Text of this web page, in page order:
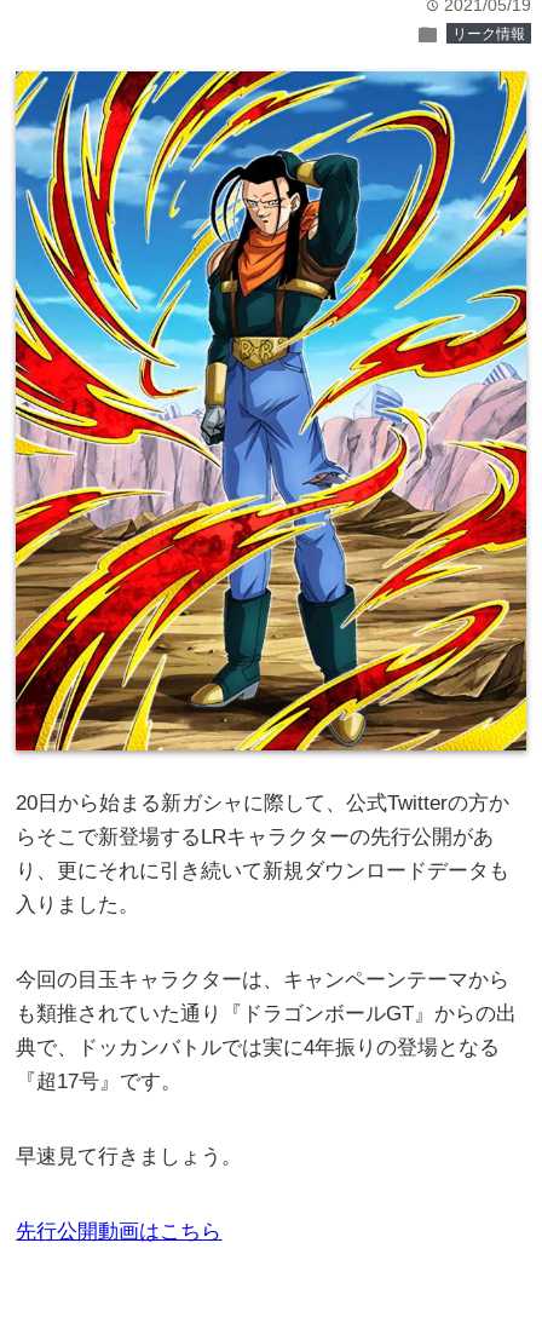
time 2021/05/19
folder リーク情報
20日から始まる新ガシャに際して、公式Twitterの方か
らそこで新登場するLRキャラクターの先行公開があ
り、更にそれに引き続いて新規ダウンロードデータも
入りました。
今回の目玉キャラクターは、キャンペーンテーマから
も類推されていた通り『ドラゴンボールGT』からの出
典で、ドッカンバトルでは実に4年振りの登場となる
『超17号』です。
早速見て行きましょう。
先行公開動画はこちら